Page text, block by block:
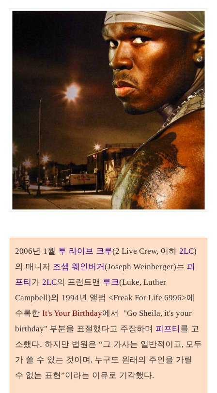
2006년 1월 투 라이브 크루(2 Live Crew, 이하 2LC)
의 매니저 조셉 웨인버거(Joseph Weinberger)는 피
프티가 2LC의 프런트맨 루크(Luke, Luther
Campbell)의 1994년 앨범 <Freak For Life 6996>에
수록한 It's Your Birthday에서
"Go Sheila, it's your
birthday" 부분을 표절했다고 주장하며 피프티를 고
소했다. 하지만 법원은 “그 가사는 일반적이고, 모두
가 쓸 수 있는 것이며, 누구도 원래의 주인을 가릴
수 없는 표현”이라는 이유로 기각했다.